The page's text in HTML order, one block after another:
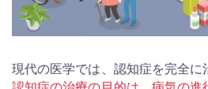
現代の医学では、認知症を完全に